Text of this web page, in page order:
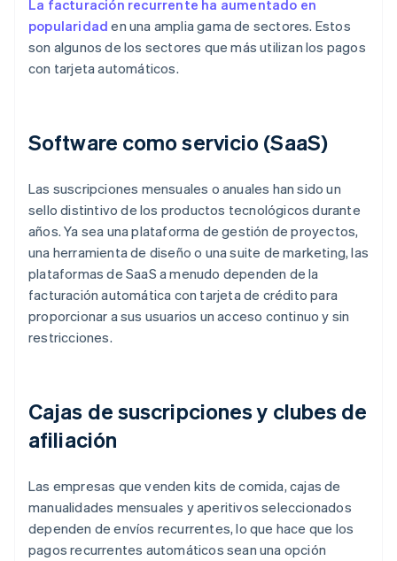
La facturación recurrente ha aumentado en
popularidad en una amplia gama de sectores. Estos
son algunos de los sectores que más utilizan los pagos
con tarjeta automáticos.
Software como servicio (SaaS)
Las suscripciones mensuales o anuales han sido un
sello distintivo de los productos tecnológicos durante
años. Ya sea una plataforma de gestión de proyectos,
una herramienta de diseño o una suite de marketing, las
plataformas de SaaS a menudo dependen de la
facturación automática con tarjeta de crédito para
proporcionar a sus usuarios un acceso continuo y sin
restricciones.
Cajas de suscripciones y clubes de
afiliación
Las empresas que venden kits de comida, cajas de
manualidades mensuales y aperitivos seleccionados
dependen de envíos recurrentes, lo que hace que los
pagos recurrentes automáticos sean una opción